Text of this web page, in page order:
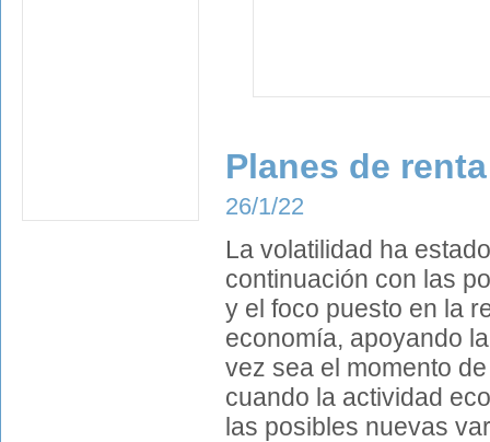
Planes de
26/1/22
La volatilidad ha
continuación con las
y el foco puesto en la
economía, apoyando
vez sea el momento
cuando la actividad
las posibles nuevas